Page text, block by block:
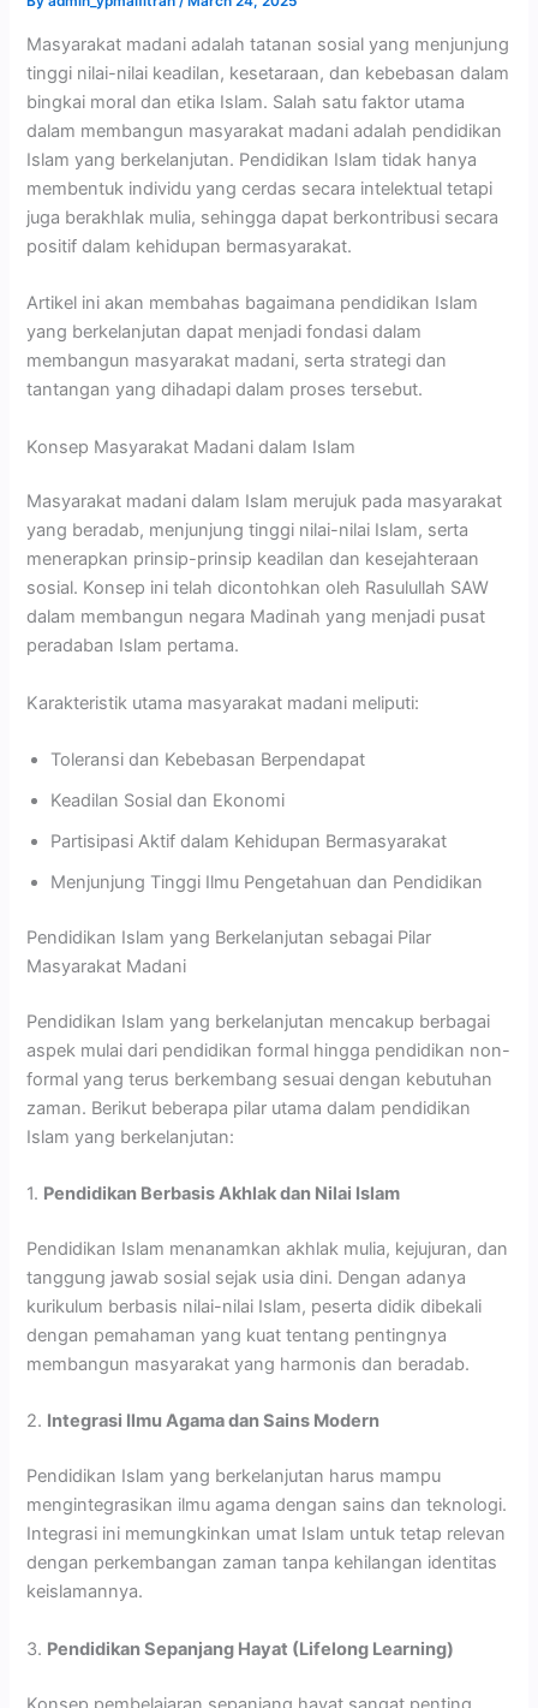
Masyarakat madani adalah tatanan sosial yang menjunjung
tinggi nilai-nilai keadilan, kesetaraan, dan kebebasan dalam
bingkai moral dan etika Islam. Salah satu faktor utama
dalam membangun masyarakat madani adalah pendidikan
Islam yang berkelanjutan. Pendidikan Islam tidak hanya
membentuk individu yang cerdas secara intelektual tetapi
juga berakhlak mulia, sehingga dapat berkontribusi secara
positif dalam kehidupan bermasyarakat.
Artikel ini akan membahas bagaimana pendidikan Islam
yang berkelanjutan dapat menjadi fondasi dalam
membangun masyarakat madani, serta strategi dan
tantangan yang dihadapi dalam proses tersebut.
Konsep Masyarakat Madani dalam Islam
Masyarakat madani dalam Islam merujuk pada masyarakat
yang beradab, menjunjung tinggi nilai-nilai Islam, serta
menerapkan prinsip-prinsip keadilan dan kesejahteraan
sosial. Konsep ini telah dicontohkan oleh Rasulullah SAW
dalam membangun negara Madinah yang menjadi pusat
peradaban Islam pertama.
Karakteristik utama masyarakat madani meliputi:
Toleransi dan Kebebasan Berpendapat
Keadilan Sosial dan Ekonomi
Partisipasi Aktif dalam Kehidupan Bermasyarakat
Menjunjung Tinggi Ilmu Pengetahuan dan Pendidikan
Pendidikan Islam yang Berkelanjutan sebagai Pilar
Masyarakat Madani
Pendidikan Islam yang berkelanjutan mencakup berbagai
aspek mulai dari pendidikan formal hingga pendidikan non-
formal yang terus berkembang sesuai dengan kebutuhan
zaman. Berikut beberapa pilar utama dalam pendidikan
Islam yang berkelanjutan:
1. Pendidikan Berbasis Akhlak dan Nilai Islam
Pendidikan Islam menanamkan akhlak mulia, kejujuran, dan
tanggung jawab sosial sejak usia dini. Dengan adanya
kurikulum berbasis nilai-nilai Islam, peserta didik dibekali
dengan pemahaman yang kuat tentang pentingnya
membangun masyarakat yang harmonis dan beradab.
2. Integrasi Ilmu Agama dan Sains Modern
Pendidikan Islam yang berkelanjutan harus mampu
mengintegrasikan ilmu agama dengan sains dan teknologi.
Integrasi ini memungkinkan umat Islam untuk tetap relevan
dengan perkembangan zaman tanpa kehilangan identitas
keislamannya.
3. Pendidikan Sepanjang Hayat (Lifelong Learning)